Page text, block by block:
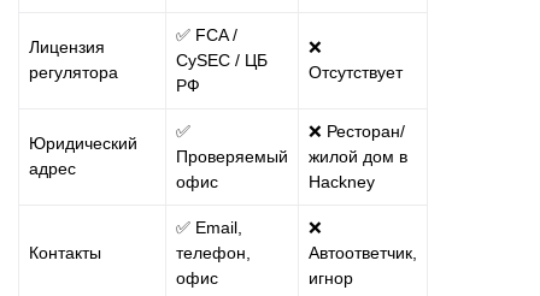
Лицензия
регулятора
✅ FCA /
CySEC / ЦБ
РФ
❌
Отсутствует
Юридический
адрес
✅
Проверяемый
офис
❌ Ресторан/
жилой дом в
Hackney
Контакты
✅ Email,
телефон,
офис
❌
Автоответчик,
игнор